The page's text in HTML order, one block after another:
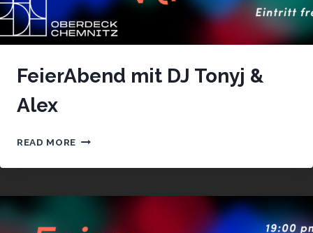
FeierAbend mit DJ Tonyj &
Alex
READ MORE FEIERABEND
DJ
&